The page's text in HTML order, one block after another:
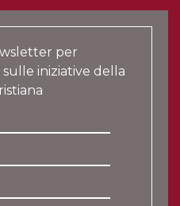
per
iniziative della